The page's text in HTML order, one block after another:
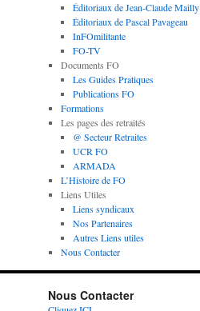
Éditoriaux de Jean-Claude Mailly
Éditoriaux de Pascal Pavageau
InFOmilitante
FO-TV
Documents FO
Les Guides Pratiques
Publications FO
Formations
Les pages des retraités
@ Secteur Retraites
UCR FO
ARMADA
L’Histoire de FO
Liens Utiles
Liens syndicaux
Nos Partenaires
Autres Liens utiles
Nous Contacter
Nous Contacter